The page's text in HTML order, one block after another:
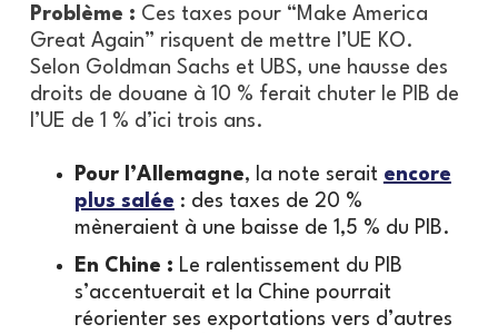
Problème : Ces taxes pour “Make America
Great Again” risquent de mettre l’UE KO.
Selon Goldman Sachs et UBS, une hausse des
droits de douane à 10 % ferait chuter le PIB de
l’UE de 1 % d’ici trois ans.
Pour l’Allemagne, la note serait encore
plus salée : des taxes de 20 %
mèneraient à une baisse de 1,5 % du PIB.
En Chine : Le ralentissement du PIB
s’accentuerait et la Chine pourrait
réorienter ses exportations vers d’autres